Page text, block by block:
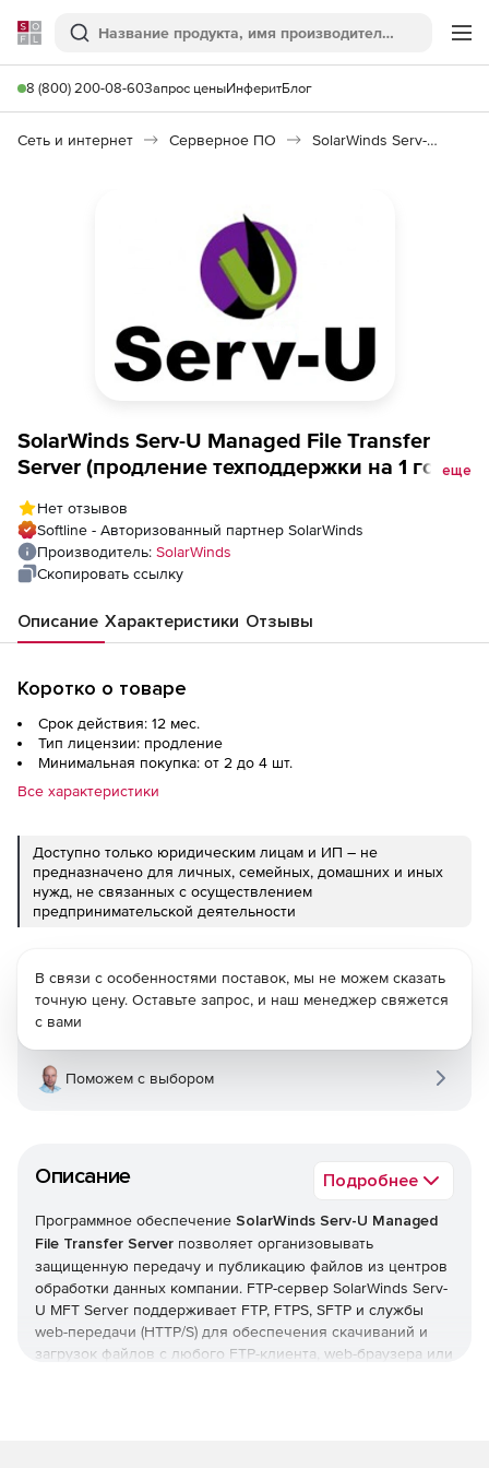
Softline
Поиск
8 (800) 200-08-60Запрос ценыИнферитБлог
Сеть и интернет Серверное ПО SolarWinds Serv-U Managed File Transfer Server 15
SolarWinds Serv-U Managed File Transfer
Server (продление техподдержки на 1 год),
еще
Нет отзывов
Softline - Авторизованный партнер SolarWinds
Производитель: SolarWinds
Скопировать ссылку
Описание Характеристики Отзывы
Коротко о товаре
Срок действия: 12 мес.
Тип лицензии: продление
Минимальная покупка: от 2 до 4 шт.
Все характеристики
Доступно только юридическим лицам и ИП – не
предназначено для личных, семейных, домашних и иных
нужд, не связанных с осуществлением
предпринимательской деятельности
Описание Подробнее
Программное обеспечение SolarWinds Serv-U Managed
File Transfer Server позволяет организовывать
защищенную передачу и публикацию файлов из центров
обработки данных компании. FTP-сервер SolarWinds Serv-
U MFT Server поддерживает FTP, FTPS, SFTP и службы
web-передачи (HTTP/S) для обеспечения скачиваний и
загрузок файлов с любого FTP-клиента, web-браузера или
В связи с особенностями поставок, мы не можем сказать
точную цену. Оставьте запрос, и наш менеджер свяжется
с вами
Поможем с выбором